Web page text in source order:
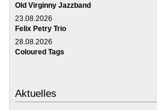
Old Virginny Jazzband
23.08.2026
Felix Petry Trio
28.08.2026
Coloured Tags
Aktuelles